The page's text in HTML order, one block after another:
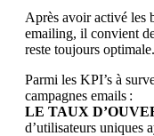
Après avoir activé les
emailing, il convient
reste toujours optimale.
Parmi les KPI’s à
campagnes emails :
LE TAUX
d’utilisateurs uniques